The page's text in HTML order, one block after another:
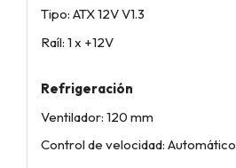
Tipo: ATX 12V V1.3
Raíl: 1 x +12V
Refrigeración
Ventilador: 120 mm
Control de velocidad: Automático